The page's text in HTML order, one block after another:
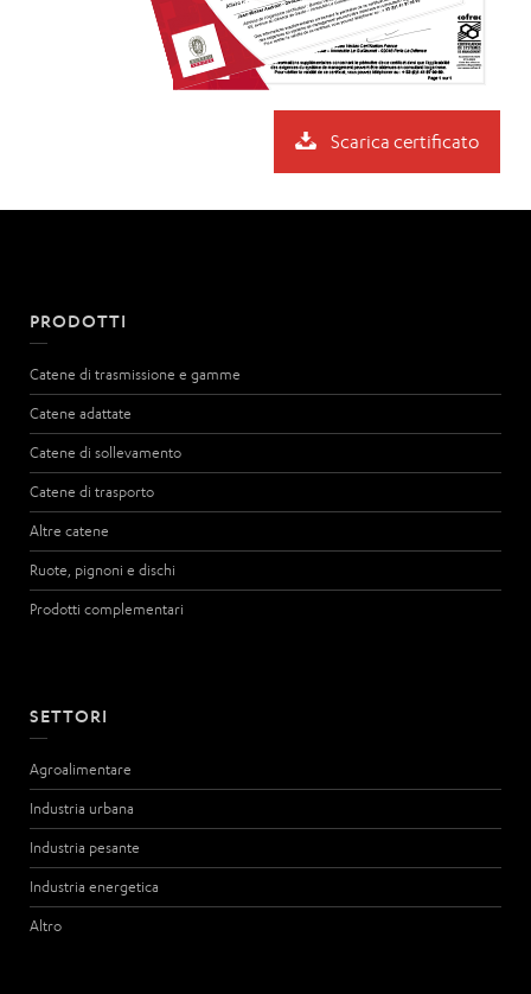
Scarica certificato
PRODOTTI
Catene di trasmissione e gamme
Catene adattate
Catene di sollevamento
Catene di trasporto
Altre catene
Ruote, pignoni e dischi
Prodotti complementari
SETTORI
Agroalimentare
Industria urbana
Industria pesante
Industria energetica
Altro